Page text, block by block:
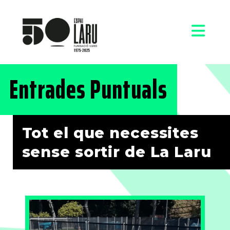
Entrades Puntuals
Tot el que necessites
sense sortir de La Laru